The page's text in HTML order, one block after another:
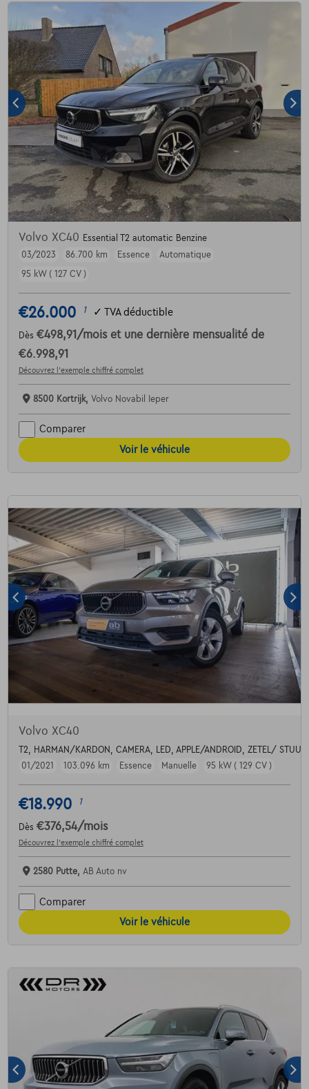
Volvo XC40 Essential T2 automatic Benzine
03/2023
86.700 km Essence
Automatique
95 kW ( 127 CV )
€26.000 1 ✓ TVA déductible
Dès €498,91 /mois et une dernière mensualité de
€6.998,91
Découvrez l’exemple chiffré complet
8500 Kortrijk, Volvo Novabil Ieper
Comparer
Voir le véhicule
Volvo XC40
T2, HARMAN/KARDON, CAMERA, LED, APPLE/ANDROID, ZETEL/
01/2021
103.096 km Essence Manuelle 95 kW ( 129 CV )
€18.990 1
Dès €376,54/mois
Découvrez l’exemple chiffré complet
2580 Putte, AB Auto nv
Comparer
Voir le véhicule